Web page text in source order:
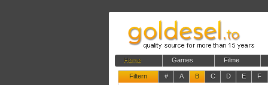
Home Games Filme
Filtern # A B C D E F